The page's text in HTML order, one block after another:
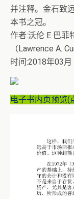
并注释。金石致
本书之冠。
作者:沃伦 E 巴菲
（Lawrence A.
时间:2018年03月
电子书内页预览(